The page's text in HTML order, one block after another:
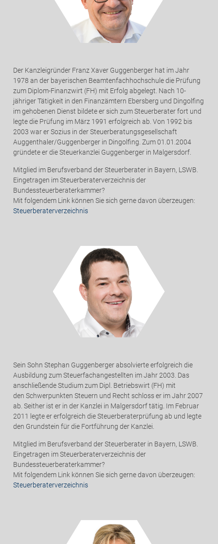
Der Kanzleigründer Franz Xaver Guggenberger hat im Jahr
1978 an der bayerischen Beamtenfachhochschule die Prüfung
zum Diplom-Finanzwirt (FH) mit Erfolg abgelegt. Nach 10-
jähriger Tätigkeit in den Finanzämtern Ebersberg und Dingolfing
im gehobenen Dienst bildete er sich zum Steuerberater fort und
legte die Prüfung im März 1991 erfolgreich ab. Von 1992 bis
2003 war er Sozius in der Steuerberatungsgesellschaft
Auggenthaler/Guggenberger in Dingolfing. Zum 01.01.2004
gründete er die Steuerkanzlei Guggenberger in Malgersdorf.
Mitglied im Berufsverband der Steuerberater in Bayern, LSWB.
Eingetragen im Steuerberaterverzeichnis der
Bundessteuerberaterkammer?
Mit folgendem Link können Sie sich gerne davon überzeugen:
Steuerberaterverzeichnis
Sein Sohn Stephan Guggenberger absolvierte erfolgreich die
Ausbildung zum Steuerfachangestellten im Jahr 2003. Das
anschließende Studium zum Dipl. Betriebswirt (FH) mit
den Schwerpunkten Steuern und Recht schloss er im Jahr 2007
ab. Seither ist er in der Kanzlei in Malgersdorf tätig. Im Februar
2011 legte er erfolgreich die Steuerberaterprüfung ab und legte
den Grundstein für die Fortführung der Kanzlei.
Mitglied im Berufsverband der Steuerberater in Bayern, LSWB.
Eingetragen im Steuerberaterverzeichnis der
Bundessteuerberaterkammer?
Mit folgendem Link können Sie sich gerne davon überzeugen:
Steuerberaterverzeichnis